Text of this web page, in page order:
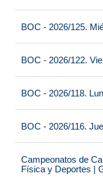
BOC - 2026/125.
BOC - 2026/122.
BOC - 2026/118.
BOC - 2026/116.
Campeonatos de
Física y Deportes |